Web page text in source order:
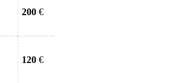
200 €
120 €